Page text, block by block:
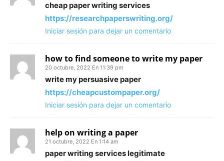
cheap paper writing services
https://researchpaperswriting.org/
Iniciar sesión para dejar un comentario
how to find someone to write my paper
20 octubre, 2022 En 11:39 pm
write my persuasive paper
https://cheapcustompaper.org/
Iniciar sesión para dejar un comentario
help on writing a paper
21 octubre, 2022 En 1:14 am
paper writing services legitimate